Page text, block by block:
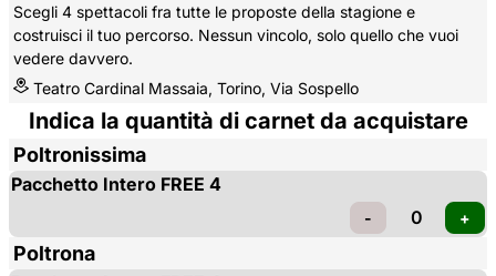
Scegli 4 spettacoli fra tutte le proposte della stagione e
costruisci il tuo percorso. Nessun vincolo, solo quello che vuoi
vedere davvero.
Teatro Cardinal Massaia, Torino, Via Sospello
Indica la quantità di carnet da acquistare
Poltronissima
Pacchetto Intero FREE 4
Poltrona